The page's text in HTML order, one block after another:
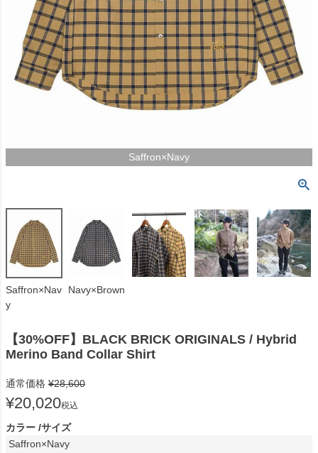
Saffron×Navy
Saffron×Nav
y
Navy×Brown
【30%OFF】BLACK BRICK ORIGINALS / Hybrid
Merino Band Collar Shirt
通常価格 ¥28,600
¥20,020税込
カラー サイズ
Saffron×Navy